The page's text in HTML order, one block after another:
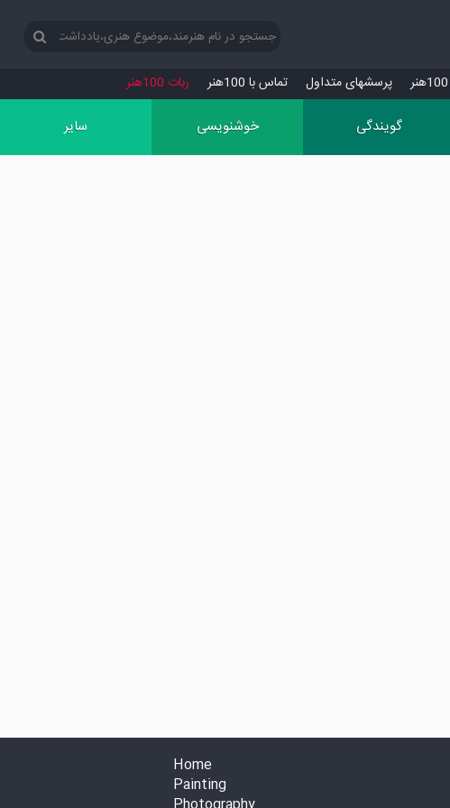
پرسش‏های متداول تماس با 100هنر ربات 100هنر
گویندگی خوشنویسی سایر
Home
Painting